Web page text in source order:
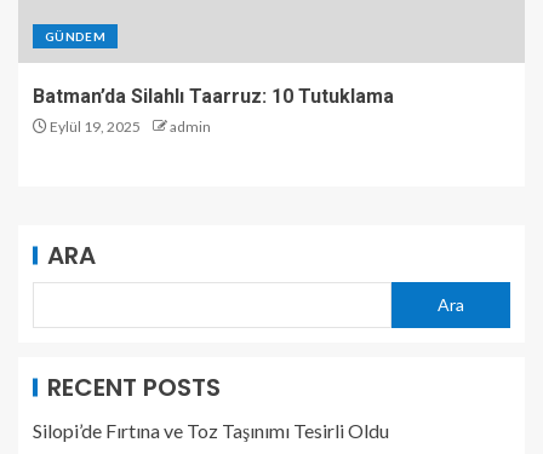
GÜNDEM
Batman’da Silahlı Taarruz: 10 Tutuklama
Eylül 19, 2025 admin
ARA
Ara
RECENT POSTS
Silopi’de Fırtına ve Toz Taşınımı Tesirli Oldu